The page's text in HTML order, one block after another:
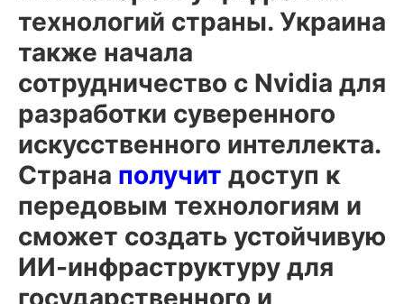
технологий страны. Украина
также начала
сотрудничество с Nvidia для
разработки суверенного
искусственного интеллекта.
Страна получит доступ к
передовым технологиям и
сможет создать устойчивую
ИИ-инфраструктуру для